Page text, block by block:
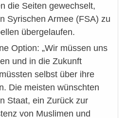
die Seiten gewechselt,
Syrischen Armee (FSA) zu
übergelaufen.
Option: „Wir müssen uns
und in die Zukunft
selbst über ihre
Die meisten wünschten
Staat, ein Zurück zur
von Muslimen und